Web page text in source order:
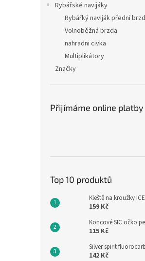
Rybářské navijáky
Rybářký naviják přední
Volnoběžná brzda
nahradni civka
Multiplikátory
Značky
Přijímáme online platby
Top 10 produktů
Kleště na kroužky
159 Kč
Koncové SIC očko
115 Kč
Silver spirit
142 Kč